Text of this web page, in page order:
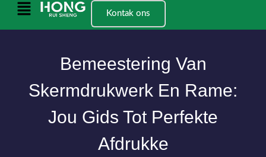
SlaanHoofkieslys Kontak ons
Bemeestering Van
Skermdrukwerk En Rame:
Jou Gids Tot Perfekte
Afdrukke